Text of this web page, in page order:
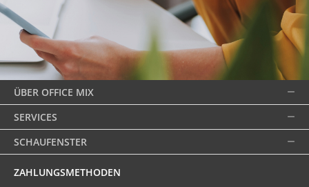
ÜBER OFFICE MIX
SERVICES
SCHAUFENSTER
ZAHLUNGSMETHODEN